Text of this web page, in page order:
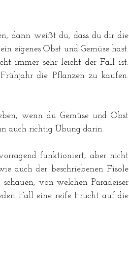
dann weißt du, dass du dir die
eigenes Obst und Gemüse hast.
immer sehr leicht der Fall ist.
die Pflanzen zu kaufen.
wenn du Gemüse und Obst
auch richtig Übung darin.
funktioniert, aber nicht
auch der beschriebenen Fisole
von welchen Paradeiser
Fall eine reife Frucht auf die